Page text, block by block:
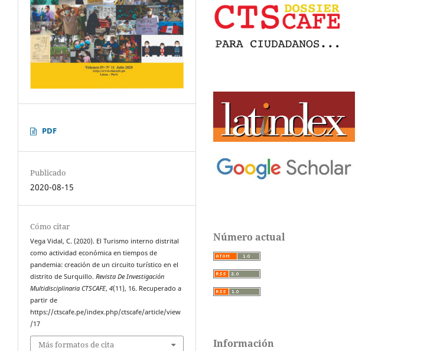
PDF
Publicado
2020-08-15
Cómo citar
Vega Vidal, C. (2020). El Turismo interno distrital
como actividad económica en tiempos de
pandemia: creación de un circuito turístico en el
distrito de Surquillo.Revista De Investigación
Multidisciplinaria CTSCAFE,4(11), 16. Recuperado a
partir de
https://ctscafe.pe/index.php/ctscafe/article/view
/17
Más formatos de cita
Número actual
Información